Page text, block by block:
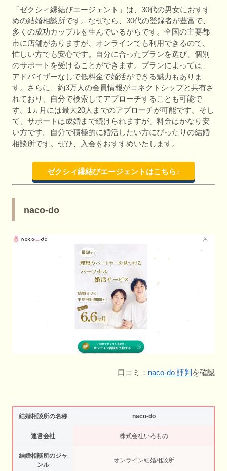
「ゼクシィ縁結びエージェント」は、30代の男女におすす
めの結婚相談所です。なぜなら、30代の登録者が豊富で、
多くの成功カップルを生んでいるからです。全国の主要都
市に店舗がありますが、オンラインでも利用できるので、
忙しい方でも安心です。自分に合ったプランを選び、個別
のサポートを受けることができます。プランによっては、
アドバイザーなしで低料金で婚活ができる魅力もありま
す。さらに、約3万人の会員情報がコネクトシップと共有さ
れており、自分で検索してアプローチすることも可能で
す。1ヵ月には最大20人までのアプローチが可能です。そし
て、サポートは成婚まで続けられますが、料金はかなり安
い方です。自分で積極的に婚活したい方にぴったりの結婚
相談所です。ぜひ、入会をおすすめいたします。
ゼクシィ縁結びエージェントはこちら♪
naco-do
口コミ： naco-do 評判 を確認
結婚相談所の名称 naco-do
運営会社 株式会社いろもの
結婚相談所のジャ
ンル
オンライン結婚相談所